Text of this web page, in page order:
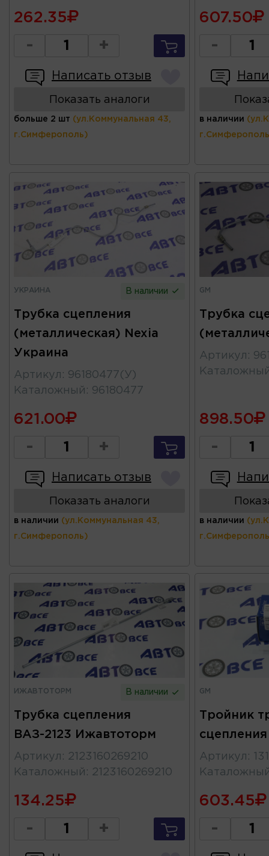
262.35
- +
Написать отзыв
Показать аналоги
больше 2 шт (ул.Коммунальная 43,
г.Симферополь)
607.50
-
в наличии
УКРАИНА В наличии
Трубка сцепления
(металлическая) Nexia
Украина
Артикул : 96180477(У)
Каталожный : 96180477
621.00
- +
Написать отзыв
Показать аналоги
в наличии (ул.Коммунальная 43,
г.Симферополь)
GM
Трубка
Артикул :
898.50
-
в наличии
ИЖАВТОТОРМ В наличии
Трубка сцепления
ВАЗ-2123 Ижавтоторм
Артикул : 2123160269210
Каталожный : 2123160269210
134.25
- +
GM
Тройник
сцепления
Артикул :
603.45
-